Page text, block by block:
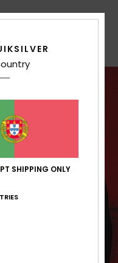
PT SHIPPING ONLY